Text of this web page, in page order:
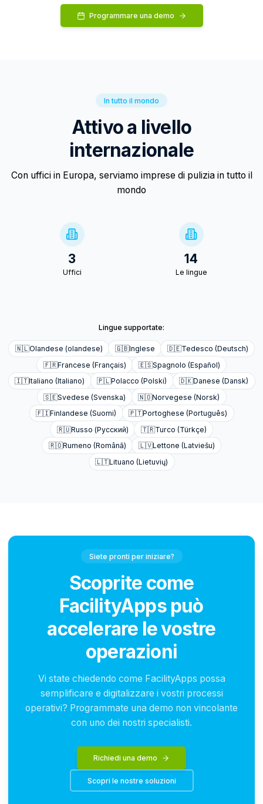
Programmare una demo
In tutto il mondo
Attivo a livello
internazionale
Con uffici in Europa, serviamo imprese di pulizia in tutto il
mondo
3
Uffici
14
Le lingue
Lingue supportate:
🇳🇱Olandese (olandese) 🇬🇧Inglese 🇩🇪Tedesco (Deutsch)
🇫🇷Francese (Français) 🇪🇸Spagnolo (Español)
🇮🇹Italiano (Italiano) 🇵🇱Polacco (Polski) 🇩🇰Danese (Dansk)
🇸🇪Svedese (Svenska) 🇳🇴Norvegese (Norsk)
🇫🇮Finlandese (Suomi) 🇵🇹Portoghese (Português)
🇷🇺Russo (Русский) 🇹🇷Turco (Türkçe)
🇷🇴Rumeno (Română) 🇱🇻Lettone (Latviešu)
🇱🇹Lituano (Lietuvių)
Siete pronti per iniziare?
Scoprite come
FacilityApps può
accelerare le vostre
operazioni
Vi state chiedendo come FacilityApps possa
semplificare e digitalizzare i vostri processi
operativi? Programmate una demo non vincolante
con uno dei nostri specialisti.
Richiedi una demo
Scopri le nostre soluzioni